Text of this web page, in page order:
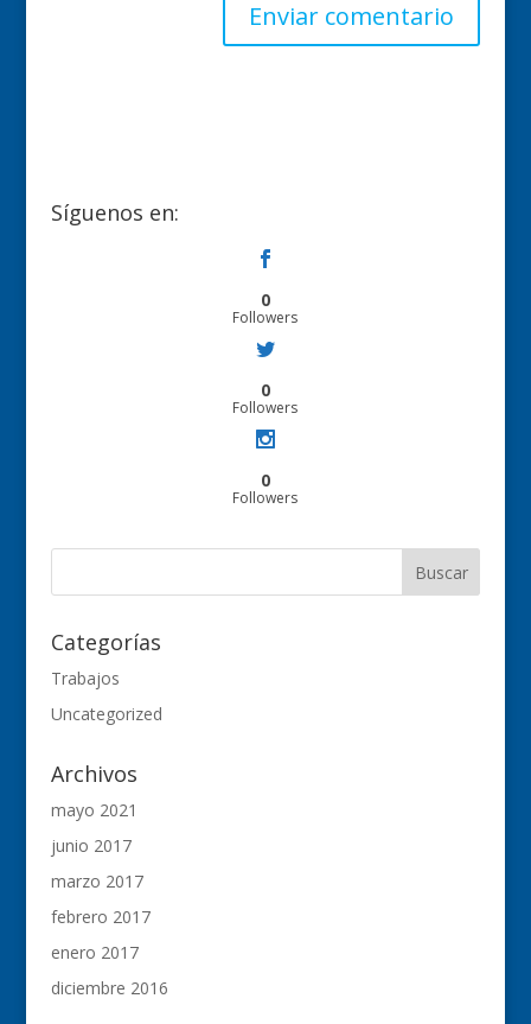
Síguenos en:
0
Followers
0
Followers
0
Followers
Categorías
Trabajos
Uncategorized
Archivos
mayo 2021
junio 2017
marzo 2017
febrero 2017
enero 2017
diciembre 2016